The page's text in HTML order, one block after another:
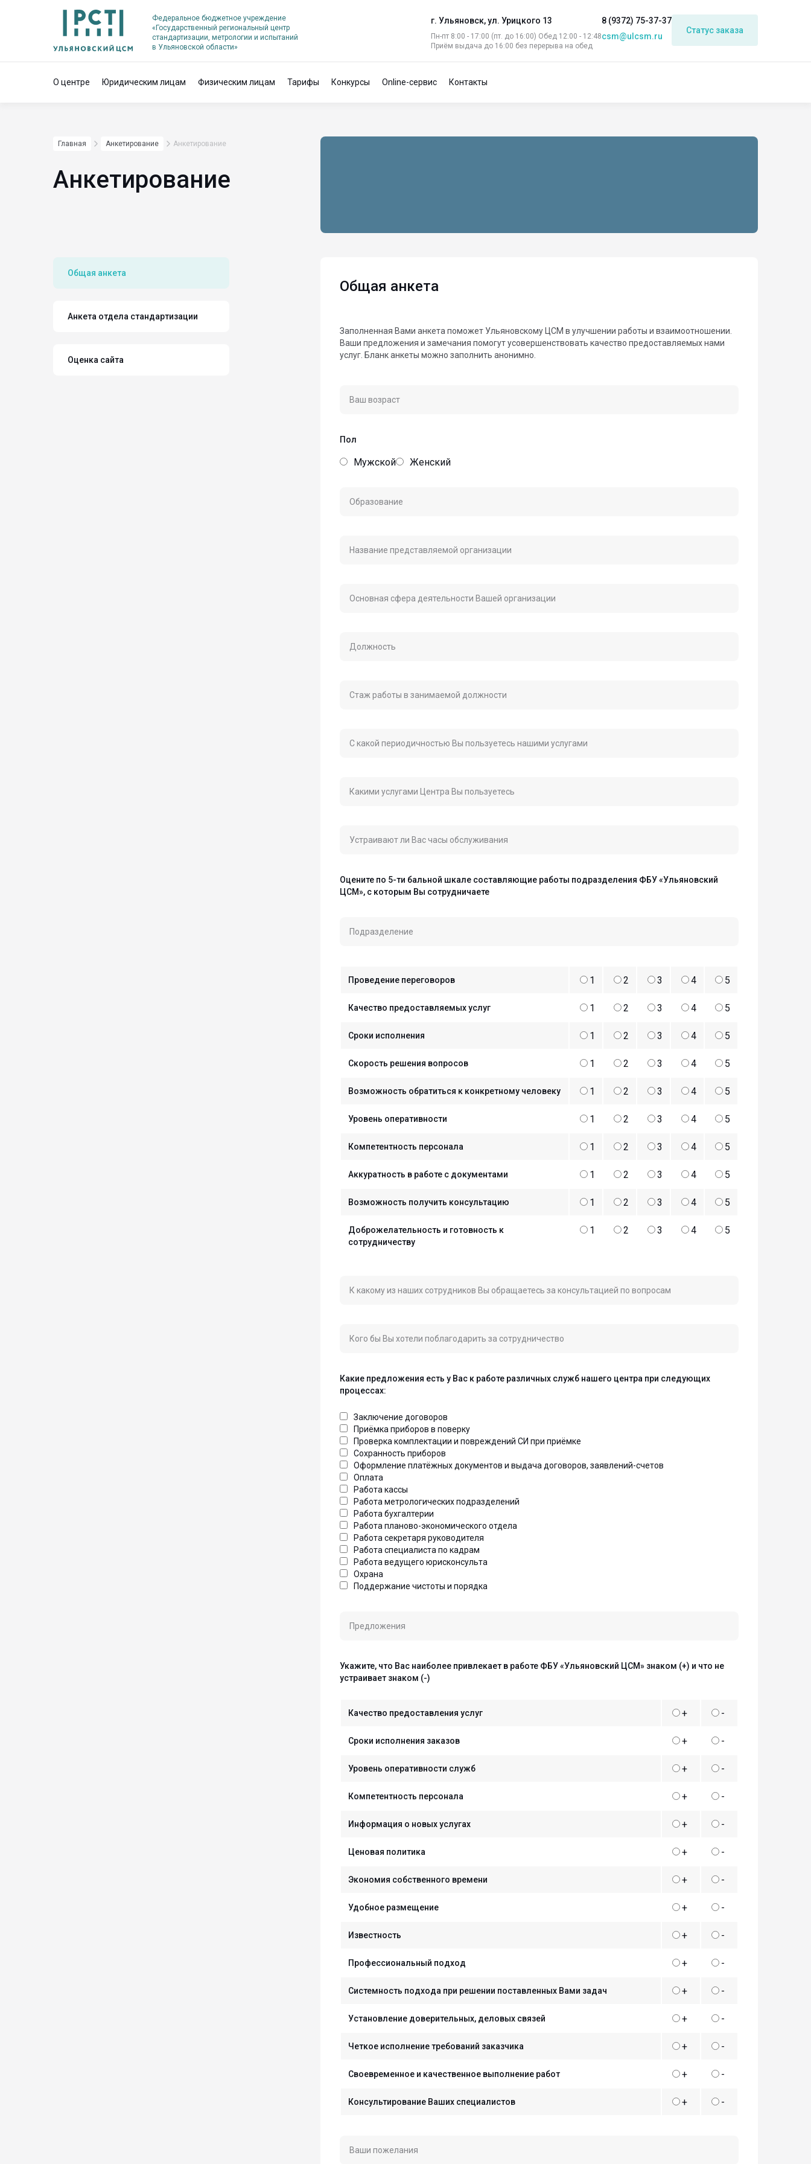
Федеральное бюджетное учреждение
«Государственный региональный центр
стандартизации, метрологии и испытаний
в Ульяновской области»
г. Ульяновск, ул. Урицкого 13
Пн-пт 8:00 - 17:00 (пт. до 16:00) Обед 12:00 - 12:48
Приём выдача до 16:00 без перерыва на обед
8 (9372) 75-37-37
csm@ulcsm.ru
Статус заказа
О центре Юридическим лицам Физическим лицам Тарифы Конкурсы Online-сервис Контакты
Главная Анкетирование Анкетирование
Анкетирование
Общая анкета
Анкета отдела стандартизации
Оценка сайта
Общая анкета
Заполненная Вами анкета поможет Ульяновскому ЦСМ в улучшении работы и взаимоотношении.
Ваши предложения и замечания помогут усовершенствовать качество предоставляемых нами
услуг. Бланк анкеты можно заполнить анонимно.
Ваш возраст
Пол
Мужской Женский
Образование
Название представляемой организации
Основная сфера деятельности Вашей организации
Должность
Стаж работы в занимаемой должности
С какой периодичностью Вы пользуетесь нашими услугами
Какими услугами Центра Вы пользуетесь
Устраивают ли Вас часы обслуживания
Оцените по 5-ти бальной шкале составляющие работы подразделения ФБУ «Ульяновский
ЦСМ», с которым Вы сотрудничаете
Подразделение
Проведение переговоров 1 2 3 4 5
Качество предоставляемых услуг 1 2 3 4 5
Сроки исполнения 1 2 3 4 5
Скорость решения вопросов 1 2 3 4 5
Возможность обратиться к конкретному человеку 1 2 3 4 5
Уровень оперативности 1 2 3 4 5
Компетентность персонала 1 2 3 4 5
Аккуратность в работе с документами 1 2 3 4 5
Возможность получить консультацию 1 2 3 4 5
Доброжелательность и готовность к
сотрудничеству
1 2 3 4 5
К какому из наших сотрудников Вы обращаетесь за консультацией по вопросам
Кого бы Вы хотели поблагодарить за сотрудничество
Какие предложения есть у Вас к работе различных служб нашего центра при следующих
процессах:
Заключение договоров
Приёмка приборов в поверку
Проверка комплектации и повреждений СИ при приёмке
Сохранность приборов
Оформление платёжных документов и выдача договоров, заявлений-счетов
Оплата
Работа кассы
Работа метрологических подразделений
Работа бухгалтерии
Работа планово-экономического отдела
Работа секретаря руководителя
Работа специалиста по кадрам
Работа ведущего юрисконсульта
Охрана
Поддержание чистоты и порядка
Предложения
Укажите, что Вас наиболее привлекает в работе ФБУ «Ульяновский ЦСМ» знаком (+) и что не
устраивает знаком (-)
Качество предоставления услуг + -
Сроки исполнения заказов + -
Уровень оперативности служб + -
Компетентность персонала + -
Информация о новых услугах + -
Ценовая политика + -
Экономия собственного времени + -
Удобное размещение + -
Известность + -
Профессиональный подход + -
Системность подхода при решении поставленных Вами задач + -
Установление доверительных, деловых связей + -
Четкое исполнение требований заказчика + -
Своевременное и качественное выполнение работ + -
Консультирование Ваших специалистов + -
Ваши пожелания